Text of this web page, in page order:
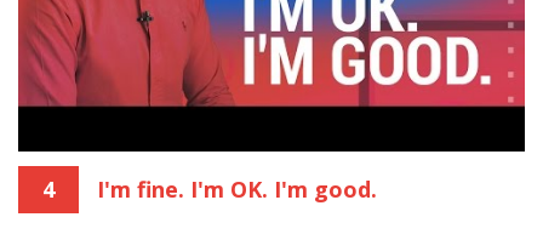
4 I'm fine. I'm OK. I'm good.